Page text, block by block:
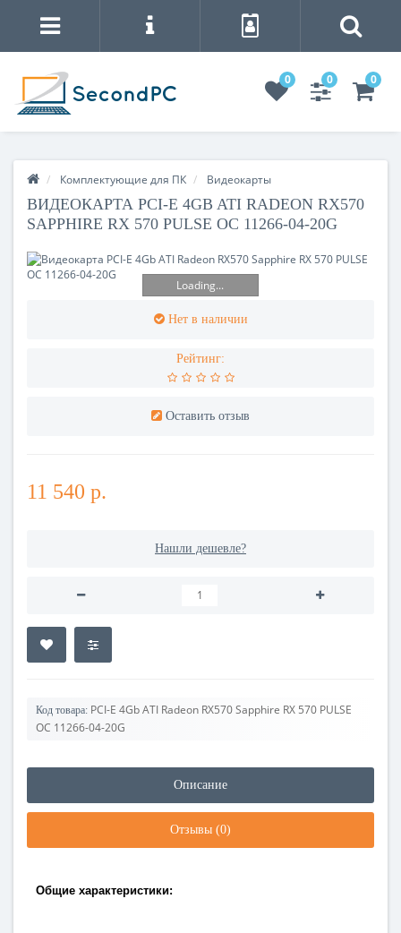
0 0 0
Комплектующие для ПК Видеокарты
ВИДЕОКАРТА PCI-E 4GB ATI RADEON RX570
SAPPHIRE RX 570 PULSE OC 11266-04-20G
Loading...
Нет в наличии
Рейтинг:
Оставить отзыв
11 540 р.
Нашли дешевле?
Код товара: PCI-E 4Gb ATI Radeon RX570 Sapphire RX 570 PULSE
OC 11266-04-20G
Описание
Отзывы (0)
Общие характеристики: